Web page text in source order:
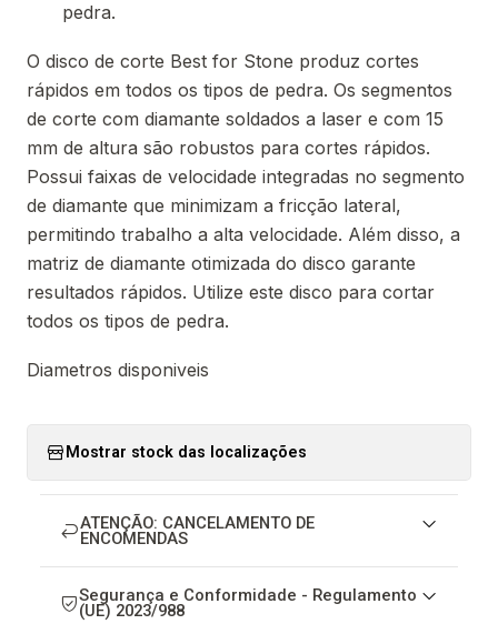
pedra.
O disco de corte Best for Stone produz cortes
rápidos em todos os tipos de pedra. Os segmentos
de corte com diamante soldados a laser e com 15
mm de altura são robustos para cortes rápidos.
Possui faixas de velocidade integradas no segmento
de diamante que minimizam a fricção lateral,
permitindo trabalho a alta velocidade. Além disso, a
matriz de diamante otimizada do disco garante
resultados rápidos. Utilize este disco para cortar
todos os tipos de pedra.
Diametros disponiveis
Mostrar stock das localizações
ATENÇÃO: CANCELAMENTO DE
ENCOMENDAS
Segurança e Conformidade - Regulamento
(UE) 2023/988